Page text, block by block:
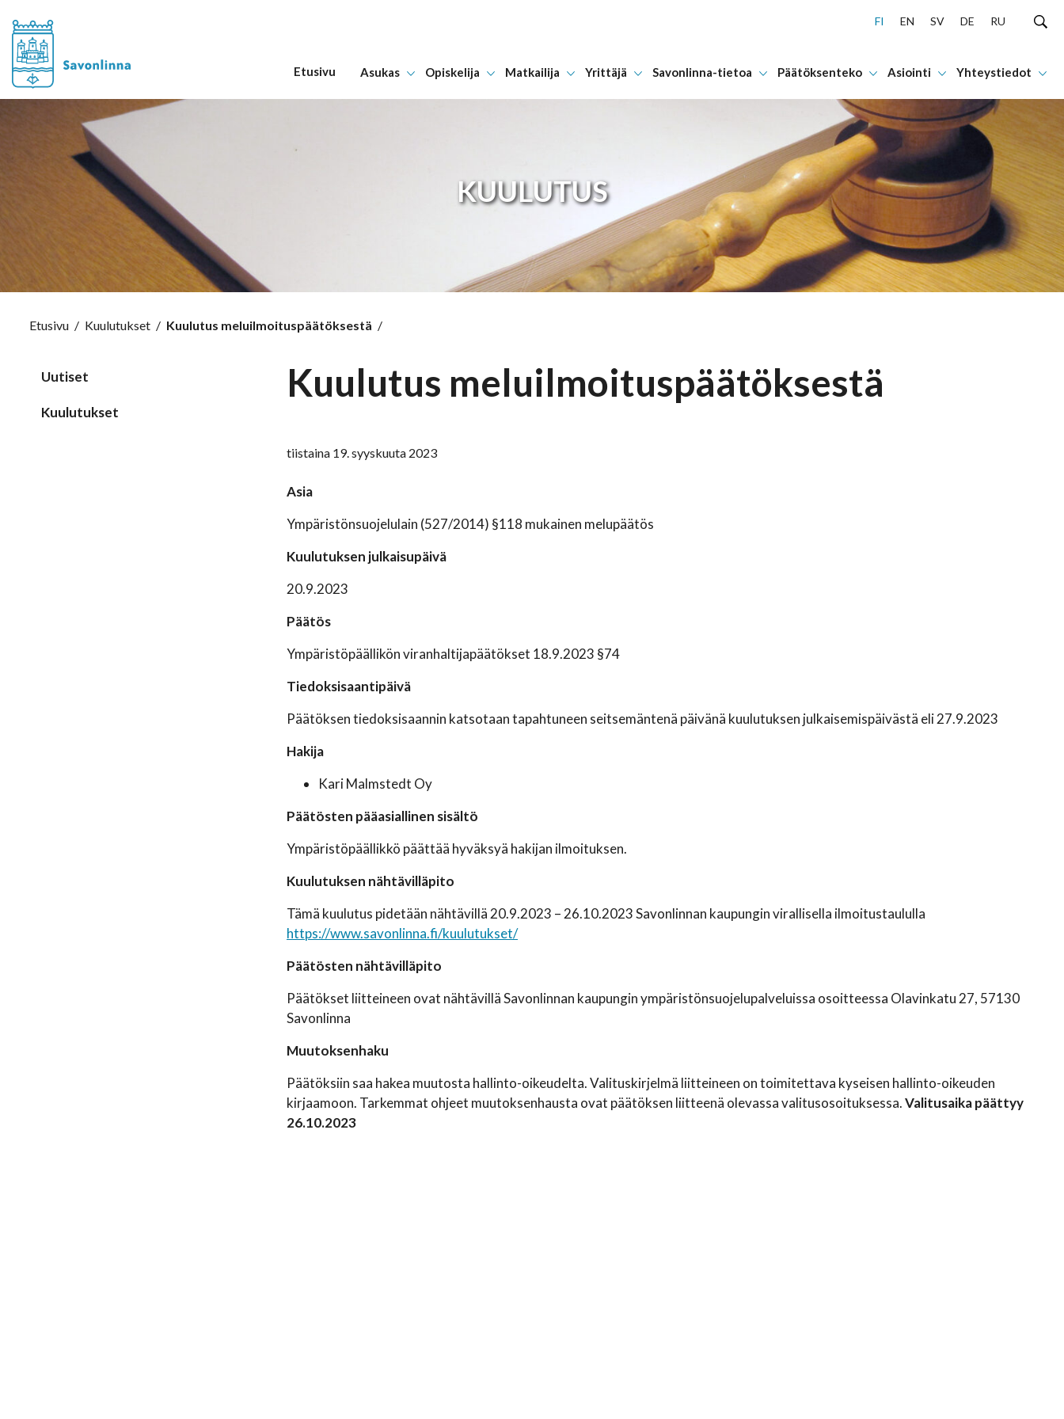
Hyppää sisältöön
FI EN SV DE RU
Etusivu Asukas Opiskelija Matkailija Yrittäjä Savonlinna-tietoa Päätöksenteko Asiointi Yhteystiedot
KUULUTUS
Etusivu / Kuulutukset / Kuulutus meluilmoituspäätöksestä /
Uutiset
Kuulutukset
Kuulutus meluilmoituspäätöksestä
tiistaina 19. syyskuuta 2023
Asia
Ympäristönsuojelulain (527/2014) §118 mukainen melupäätös
Kuulutuksen julkaisupäivä
20.9.2023
Päätös
Ympäristöpäällikön viranhaltijapäätökset 18.9.2023 §74
Tiedoksisaantipäivä
Päätöksen tiedoksisaannin katsotaan tapahtuneen seitsemäntenä päivänä kuulutuksen julkaisemispäivästä eli 27.9.2023
Hakija
Kari Malmstedt Oy
Päätösten pääasiallinen sisältö
Ympäristöpäällikkö päättää hyväksyä hakijan ilmoituksen.
Kuulutuksen nähtävilläpito
Tämä kuulutus pidetään nähtävillä 20.9.2023 – 26.10.2023 Savonlinnan kaupungin virallisella ilmoitustaululla
https://www.savonlinna.fi/kuulutukset/
Päätösten nähtävilläpito
Päätökset liitteineen ovat nähtävillä Savonlinnan kaupungin ympäristönsuojelupalveluissa osoitteessa Olavinkatu 27, 57130
Savonlinna
Muutoksenhaku
Päätöksiin saa hakea muutosta hallinto-oikeudelta. Valituskirjelmä liitteineen on toimitettava kyseisen hallinto-oikeuden
kirjaamoon. Tarkemmat ohjeet muutoksenhausta ovat päätöksen liitteenä olevassa valitusosoituksessa.Valitusaika päättyy
26.10.2023